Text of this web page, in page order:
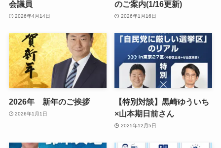
会議員
2026年4月14日
のご案内(1/16更新)
2026年1月16日
2026年 新年のご挨拶
2026年1月1日
【特別対談】黒崎ゆういち
×山本期日前さん
2025年12月5日